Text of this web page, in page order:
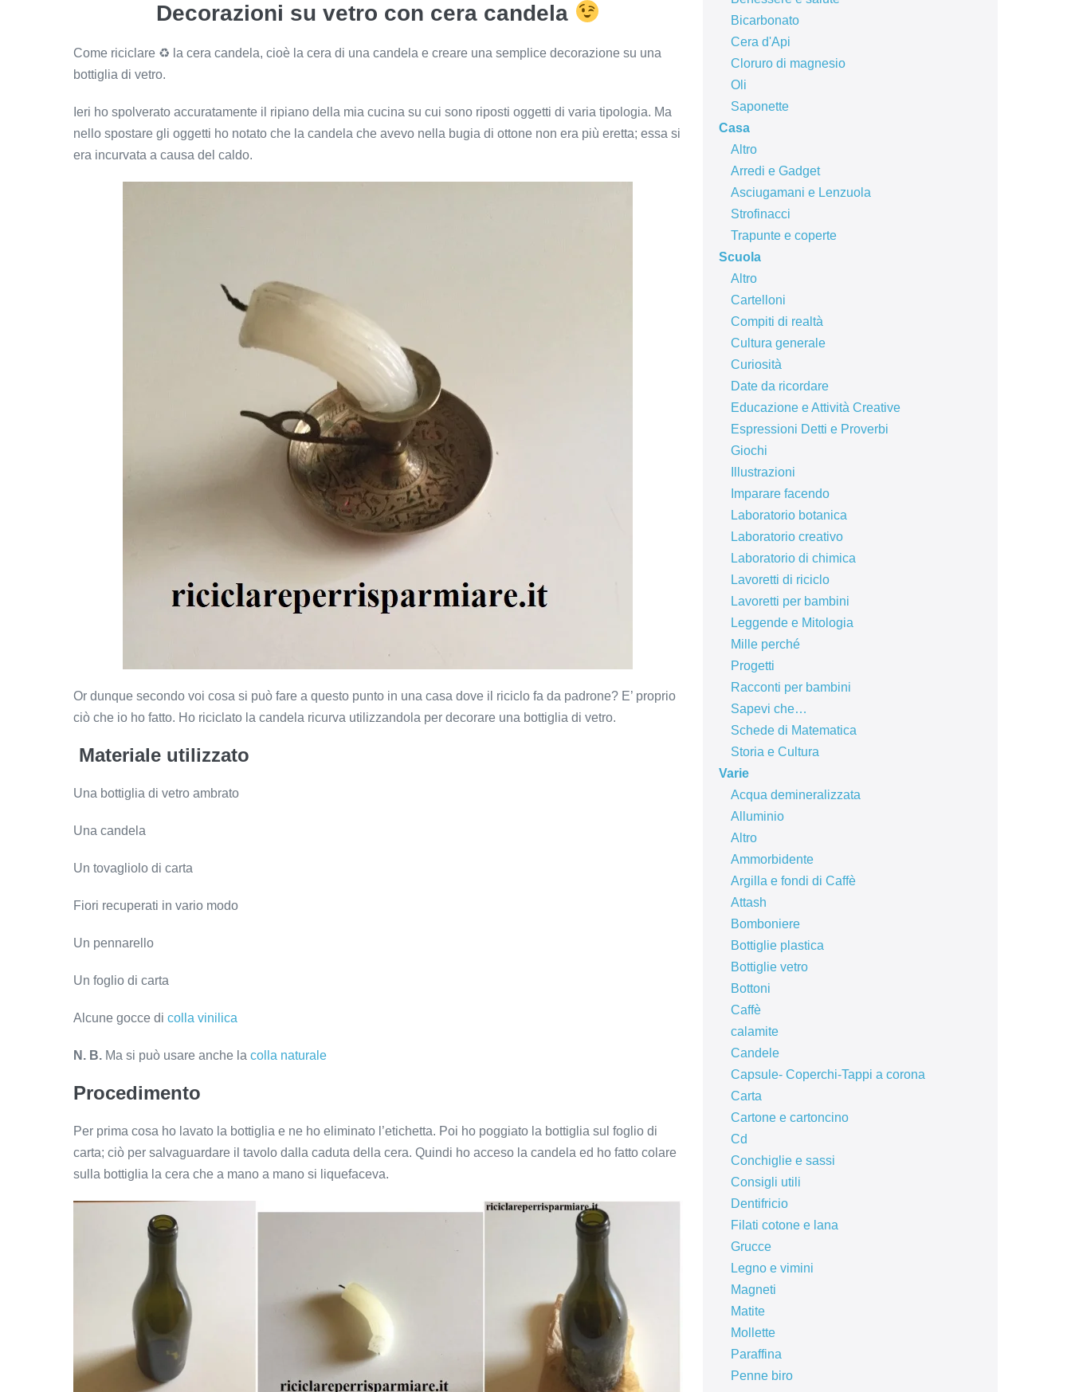
Decorazioni su vetro con cera candela
Come riciclare ♻ la cera candela, cioè la cera di una candela e creare una semplice decorazione su una
bottiglia di vetro.
Ieri ho spolverato accuratamente il ripiano della mia cucina su cui sono riposti oggetti di varia tipologia. Ma
nello spostare gli oggetti ho notato che la candela che avevo nella bugia di ottone non era più eretta; essa si
era incurvata a causa del caldo.
Or dunque secondo voi cosa si può fare a questo punto in una casa dove il riciclo fa da padrone? E’ proprio
ciò che io ho fatto. Ho riciclato la candela ricurva utilizzandola per decorare una bottiglia di vetro.
Materiale utilizzato
Una bottiglia di vetro ambrato
Una candela
Un tovagliolo di carta
Fiori recuperati in vario modo
Un pennarello
Un foglio di carta
Alcune gocce di colla vinilica
N. B. Ma si può usare anche la colla naturale
Procedimento
Per prima cosa ho lavato la bottiglia e ne ho eliminato l’etichetta. Poi ho poggiato la bottiglia sul foglio di
carta; ciò per salvaguardare il tavolo dalla caduta della cera. Quindi ho acceso la candela ed ho fatto colare
sulla bottiglia la cera che a mano a mano si liquefaceva.
Bicarbonato
Cera d'Api
Cloruro di magnesio
Oli
Saponette
Casa
Altro
Arredi e Gadget
Asciugamani e Lenzuola
Strofinacci
Trapunte e coperte
Scuola
Altro
Cartelloni
Compiti di realtà
Cultura generale
Curiosità
Date da ricordare
Educazione e Attività Creative
Espressioni Detti e Proverbi
Giochi
Illustrazioni
Imparare facendo
Laboratorio botanica
Laboratorio creativo
Laboratorio di chimica
Lavoretti di riciclo
Lavoretti per bambini
Leggende e Mitologia
Mille perché
Progetti
Racconti per bambini
Sapevi che…
Schede di Matematica
Storia e Cultura
Varie
Acqua demineralizzata
Alluminio
Altro
Ammorbidente
Argilla e fondi di Caffè
Attash
Bomboniere
Bottiglie plastica
Bottiglie vetro
Bottoni
Caffè
calamite
Candele
Capsule- Coperchi-Tappi a corona
Carta
Cartone e cartoncino
Cd
Conchiglie e sassi
Consigli utili
Dentifricio
Filati cotone e lana
Grucce
Legno e vimini
Magneti
Matite
Mollette
Paraffina
Penne biro